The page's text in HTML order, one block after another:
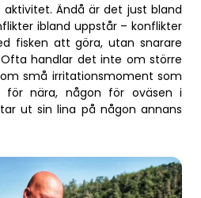
aktivitet. Ändå är det just bland
ibland uppstår – konflikter
fisken att göra, utan snarare
handlar det inte om större
små irritationsmoment som
för nära, någon för oväsen i
ut sin lina på någon annans